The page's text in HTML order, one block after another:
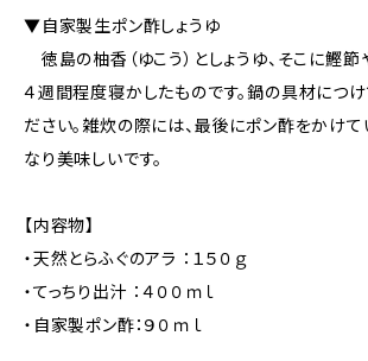
▼自家製生ポン酢しょうゆ
徳島の柚香（ゆこう）としょうゆ、そこに鰹
４週間程度寝かしたものです。鍋の具材につけ
ださい。雑炊の際には、最後にポン酢をかけ
なり美味しいです。
【内容物】
・天然とらふぐのアラ ：１５０ｇ
・てっちり出汁 ：４００ｍｌ
・自家製ポン酢：９０ｍｌ